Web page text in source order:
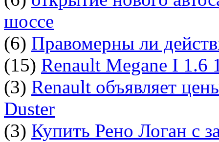
шоссе
(6) Правомерны ли
(15) Renault Megane I 1.6
(3) Renault объявляет
Duster
(3) Купить Рено Логан с